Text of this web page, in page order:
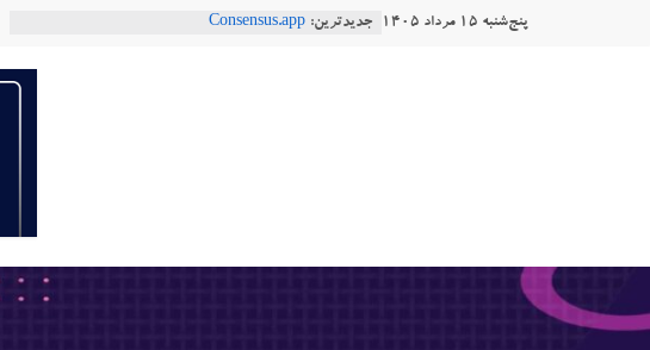
پنج‌شنبه ۱۵ مرداد ۱۴۰۵ جدیدترین: Consensus.app
دستاورد تازه ایلان ماسک؛ هوش مصنوعی با لهجه
خبری